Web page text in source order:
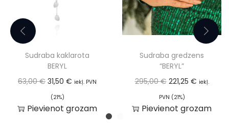
Sudraba kaklarota
BERYL
63,00€ 31,50 € iekļ. PVN
(21%)
Pievienot grozam
Sudraba gredzens
“BERYL”
295,00€ 221,25 € iekļ.
PVN (21%)
Pievienot grozam